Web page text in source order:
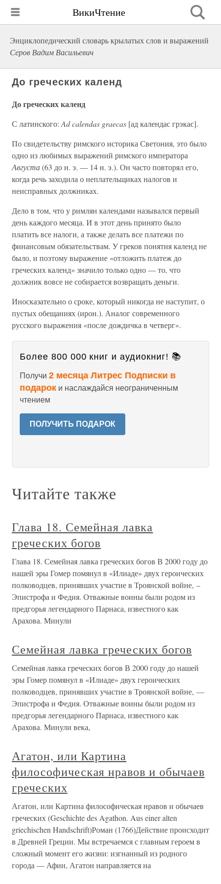
ВикиЧтение
Энциклопедический словарь крылатых слов и выражений
Серов Вадим Васильевич
До греческих календ
До греческих календ
С латинского: Ad calendas graecas [ад календас грэкас].
По свидетельству римского историка Светония, это было
одно из любимых выражений римского императора
Августа(63 до н. э. — 14 н. э.). Он часто повторял его,
когда речь заходила о неплательщиках налогов и
неисправных должниках.
Дело в том, что у римлян календами назывался первый
день каждого месяца. И в этот день принято было
платить все налоги, а также делать все платежи по
финансовым обязательствам. У греков понятия календ не
было, и поэтому выражение «отложить платеж до
греческих календ» значило только одно — то, что
должник вовсе не собирается возвращать деньги.
Иносказательно о сроке, который никогда не наступит, о
пустых обещаниях (ирон.). Аналог современного
русского выражения «после дождичка в четверг».
Более 800 000 книг и аудиокниг! 📚
Получи 2 месяца Литрес Подписки в
подарок и наслаждайся неограниченным
чтением
ПОЛУЧИТЬ ПОДАРОК
Читайте также
Глава 18. Семейная лавка
греческих богов
Глава 18. Семейная лавка греческих богов В 2000 году до
нашей эры Гомер помянул в «Илиаде» двух героических
полководцев, принявших участие в Троянской войне, –
Эпистрофа и Федия. Отважные воины были родом из
предгорья легендарного Парнаса, известного как
Арахова. Минули
Семейная лавка греческих богов
Семейная лавка греческих богов В 2000 году до нашей
эры Гомер помянул в «Илиаде» двух героических
полководцев, принявших участие в Троянской войне, —
Эпистрофа и Федия. Отважные воины были родом из
предгорья легендарного Парнаса, известного как
Арахова. Минули века,
Агатон, или Картина
философическая нравов и обычаев
греческих
Агатон, или Картина философическая нравов и обычаев
греческих (Geschichte des Agathon. Aus einer alten
griechischen Handschrift)Роман (1766)Действие происходит
в Древней Греции. Мы встречаемся с главным героем в
сложный момент его жизни: изгнанный из родного
города — Афин, Агатон направляется на